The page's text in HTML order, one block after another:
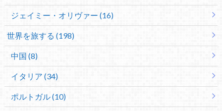
ジェイミー・オリヴァー (16)
世界を旅する (198)
中国 (8)
イタリア (34)
ポルトガル (10)